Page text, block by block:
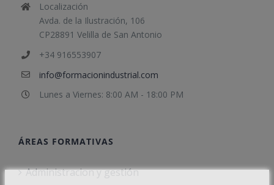
Localización
Avda. de la Ilustración, 106
CP28891 Velilla de San Antonio
+34 916553907
info@formacionindustrial.com
Lunes a Viernes: 8:00 AM - 18:00 PM
ÁREAS FORMATIVAS
Administracion y gestión